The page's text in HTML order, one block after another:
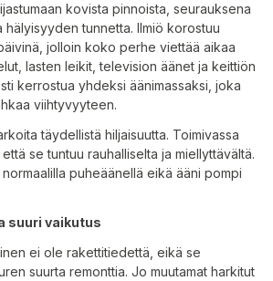
kovista pinnoista, seurauksena
hälyisyyden tunnetta. Ilmiö korostuu
jolloin koko perhe viettää aikaa
lasten leikit, television äänet ja keittiön
kerrostua yhdeksi äänimassaksi, joka
viihtyvyyteen.
täydellistä hiljaisuutta. Toimivassa
se tuntuu rauhalliselta ja miellyttävältä.
puheäänellä eikä ääni pompi
suuri vaikutus
ei ole rakettitiedettä, eikä se
suurta remonttia. Jo muutamat harkitut